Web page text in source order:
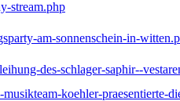
stream.php
am-sonnenschein-in-
des-schlager-saphir--
koehler-praesentierte-